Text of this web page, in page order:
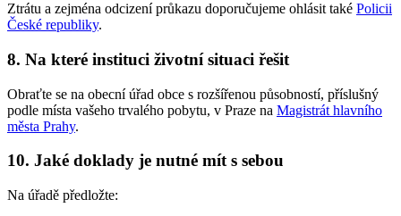
Ztrátu a zejména odcizení průkazu doporučujeme ohlásit také Policii
České republiky.
8. Na které instituci životní situaci řešit
Obraťte se na obecní úřad obce s rozšířenou působností, příslušný
podle místa vašeho trvalého pobytu, v Praze na Magistrát hlavního
města Prahy.
10. Jaké doklady je nutné mít s sebou
Na úřadě předložte: